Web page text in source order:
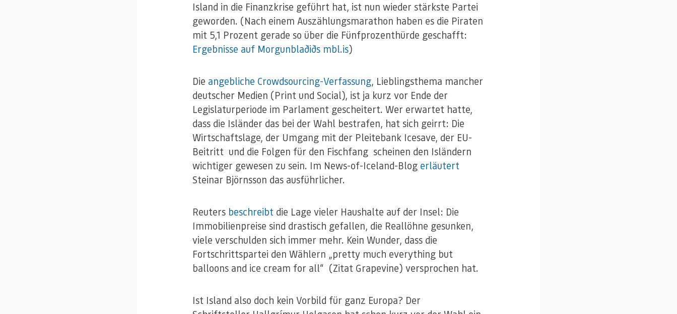
Island in die Finanzkrise geführt hat, ist nun wieder stärkste Partei
geworden. (Nach einem Auszählungsmarathon haben es die Piraten
mit 5,1 Prozent gerade so über die Fünfprozenthürde geschafft:
Ergebnisse auf Morgunblaðiðs mbl.is)
Die angebliche Crowdsourcing-Verfassung, Lieblingsthema mancher
deutscher Medien (Print und Social), ist ja kurz vor Ende der
Legislaturperiode im Parlament gescheitert. Wer erwartet hatte,
dass die Isländer das bei der Wahl bestrafen, hat sich geirrt: Die
Wirtschaftslage, der Umgang mit der Pleitebank Icesave, der EU-
Beitritt und die Folgen für den Fischfang scheinen den Isländern
wichtiger gewesen zu sein. Im News-of-Iceland-Blog erläutert
Steinar Björnsson das ausführlicher.
Reuters beschreibt die Lage vieler Haushalte auf der Insel: Die
Immobilienpreise sind drastisch gefallen, die Reallöhne gesunken,
viele verschulden sich immer mehr. Kein Wunder, dass die
Fortschrittspartei den Wählern „pretty much everything but
balloons and ice cream for all“ (Zitat Grapevine) versprochen hat.
Ist Island also doch kein Vorbild für ganz Europa? Der